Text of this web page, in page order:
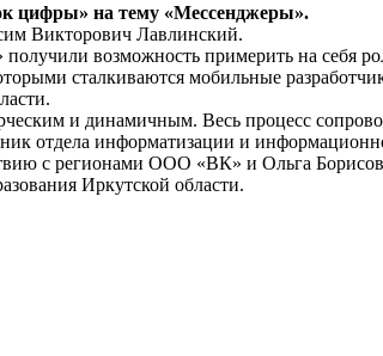
цифры» на тему «Мессенджеры».
Викторович Лавлинский.
возможность примерить на себя
сталкиваются мобильные
и динамичным. Весь процесс
отдела информатизации и
с регионами ООО «ВК» и Ольга
Иркутской области.